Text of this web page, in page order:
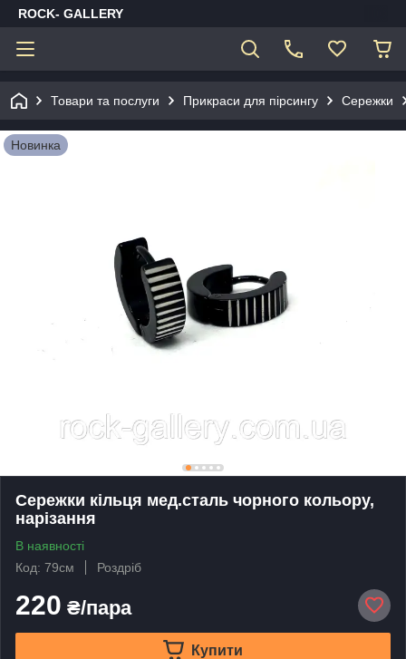
ROCK- GALLERY
Товари та послуги Прикраси для пірсингу Сережки
Новинка
Сережки кільця мед.сталь чорного кольору,
нарізання
В наявності
Код: 79см
Роздріб
220 ₴/пара
Купити